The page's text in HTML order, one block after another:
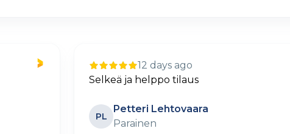
12 days ago
Selkeä ja helppo tilaus
PL
Petteri Lehtovaara
Parainen